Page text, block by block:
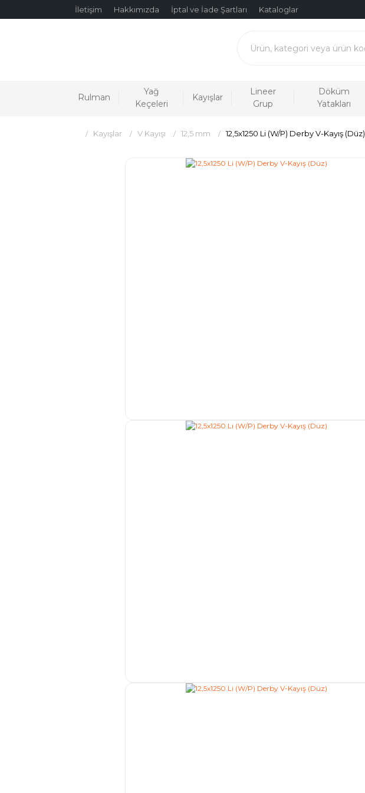
İletişim Hakkımızda İptal ve İade Şartları Kataloglar
Rulman
Yağ
Keçeleri
Kayışlar
Lineer
Grup
Döküm
Yatakları
Kayışlar V Kayışı 12,5 mm 12,5x1250 Li (W/P) Derby V-Kayış (Düz)